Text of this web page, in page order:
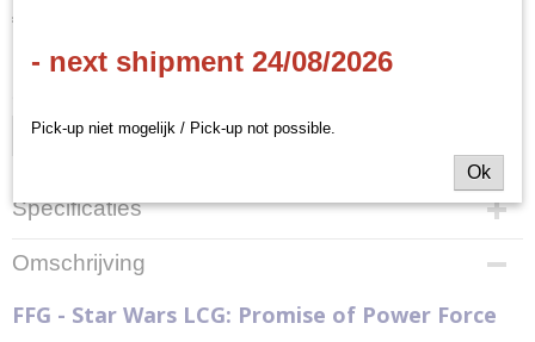
€ 36,40
Niet op voorraad
Verstuur
Specificaties
Productcode
SWC42
Productcode leverancier
Fantasy Flight Games
Omschrijving
FFG - Star Wars LCG: Promise of Power Force
- next shipment 24/08/2026
Pick-up niet mogelijk / Pick-up not possible.
Ok